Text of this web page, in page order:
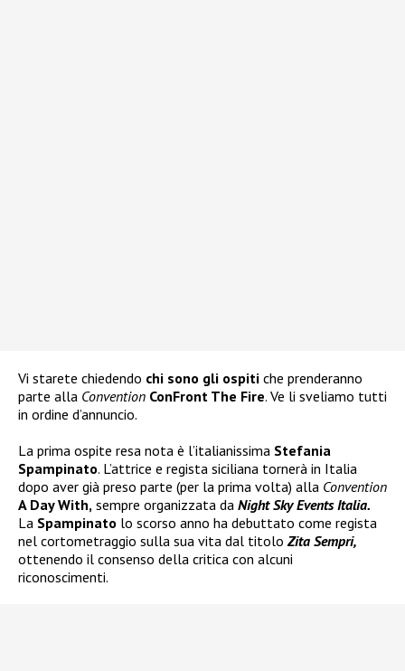
Vi starete chiedendo chi sono gli ospiti che prenderanno
parte alla Convention ConFront The Fire. Ve li sveliamo tutti
in ordine d’annuncio.
La prima ospite resa nota è l’italianissima Stefania
Spampinato. L’attrice e regista siciliana tornerà in Italia
dopo aver già preso parte (per la prima volta) alla Convention
A Day With, sempre organizzata da Night Sky Events Italia.
La Spampinato lo scorso anno ha debuttato come regista
nel cortometraggio sulla sua vita dal titolo Zita Sempri,
ottenendo il consenso della critica con alcuni
riconoscimenti.